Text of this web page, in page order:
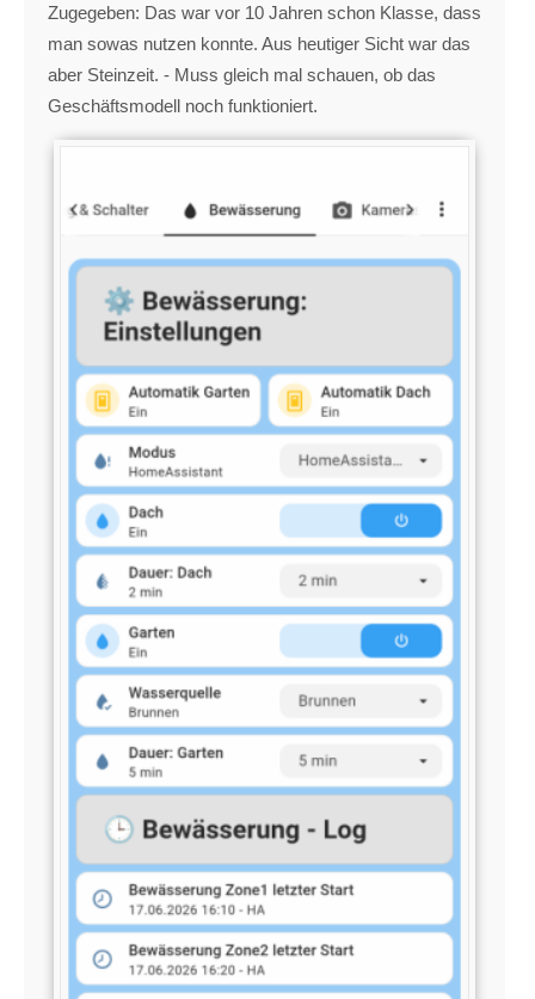
Zugegeben: Das war vor 10 Jahren schon Klasse, dass
man sowas nutzen konnte. Aus heutiger Sicht war das
aber Steinzeit. - Muss gleich mal schauen, ob das
Geschäftsmodell noch funktioniert.